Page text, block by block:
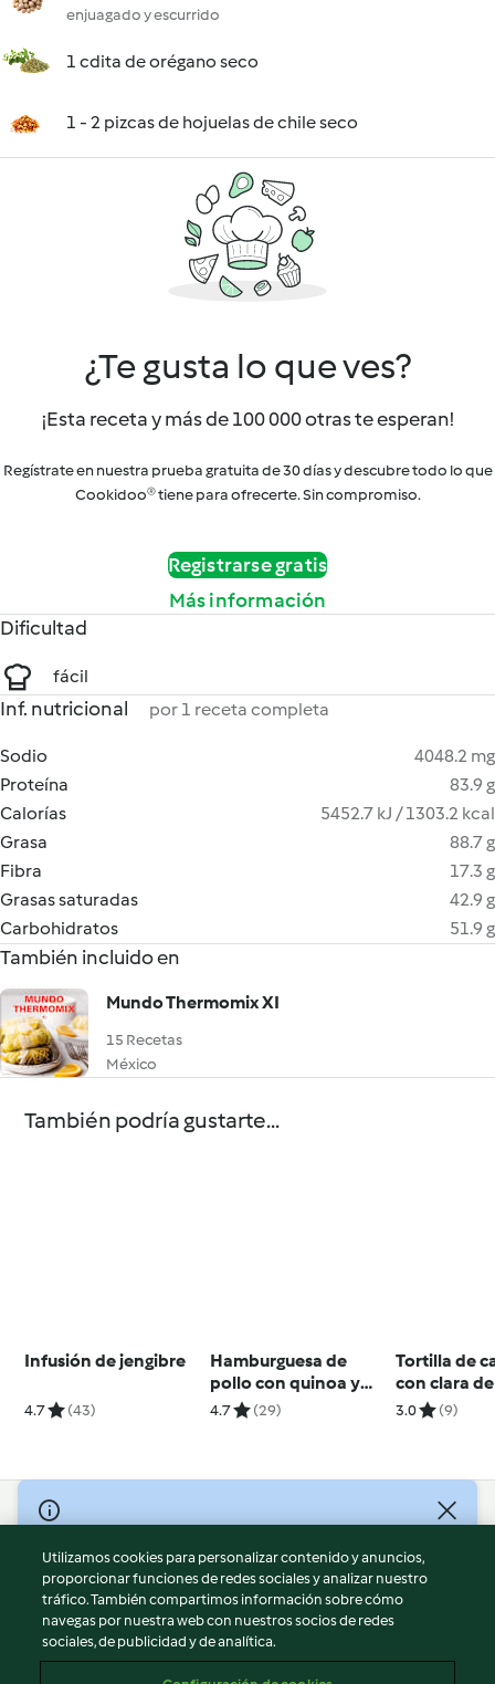
enjuagado y escurrido
1 cdita de orégano seco
1 - 2 pizcas de hojuelas de chile seco
¿Te gusta lo que ves?
¡Esta receta y más de 100 000 otras te esperan!
Regístrate en nuestra prueba gratuita de 30 días y descubre todo lo que
Cookidoo® tiene para ofrecerte. Sin compromiso.
Registrarse gratis
Más información
Dificultad
fácil
Inf. nutricional por 1 receta completa
Sodio
4048.2 mg
Proteína
83.9 g
Calorías
5452.7 kJ / 1303.2 kcal
Grasa
88.7 g
Fibra
17.3 g
Grasas saturadas
42.9 g
Carbohidratos
51.9 g
También incluido en
Mundo Thermomix XI
15 Recetas
México
También podría gustarte...
Infusión de jengibre
4.7 (43)
Hamburguesa de
pollo con quinoa y
chía
4.7 (29)
Tortilla de
con clara
3.0 (9)
© Copyright 2026
Términos de uso
Política de privacidad
Aviso legal
Información legal
Utilizamos cookies para personalizar contenido y anuncios,
proporcionar funciones de redes sociales y analizar nuestro
tráfico. También compartimos información sobre cómo
navegas por nuestra web con nuestros socios de redes
sociales, de publicidad y de analítica.